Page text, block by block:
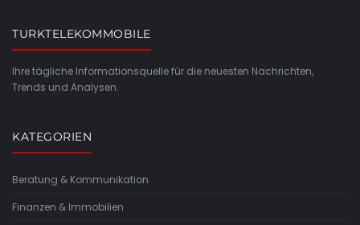
TURKTELEKOMMOBILE
Ihre tägliche Informationsquelle für die neuesten Nachrichten,
Trends und Analysen.
KATEGORIEN
Beratung & Kommunikation
Finanzen & Immobilien